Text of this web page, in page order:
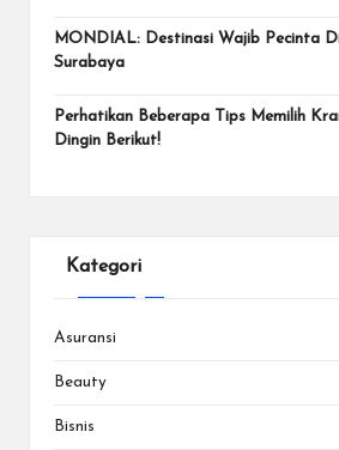
MONDIAL: Destinasi Wajib Pecinta
Surabaya
Perhatikan Beberapa Tips Memilih
Dingin Berikut!
Kategori
Asuransi
Beauty
Bisnis